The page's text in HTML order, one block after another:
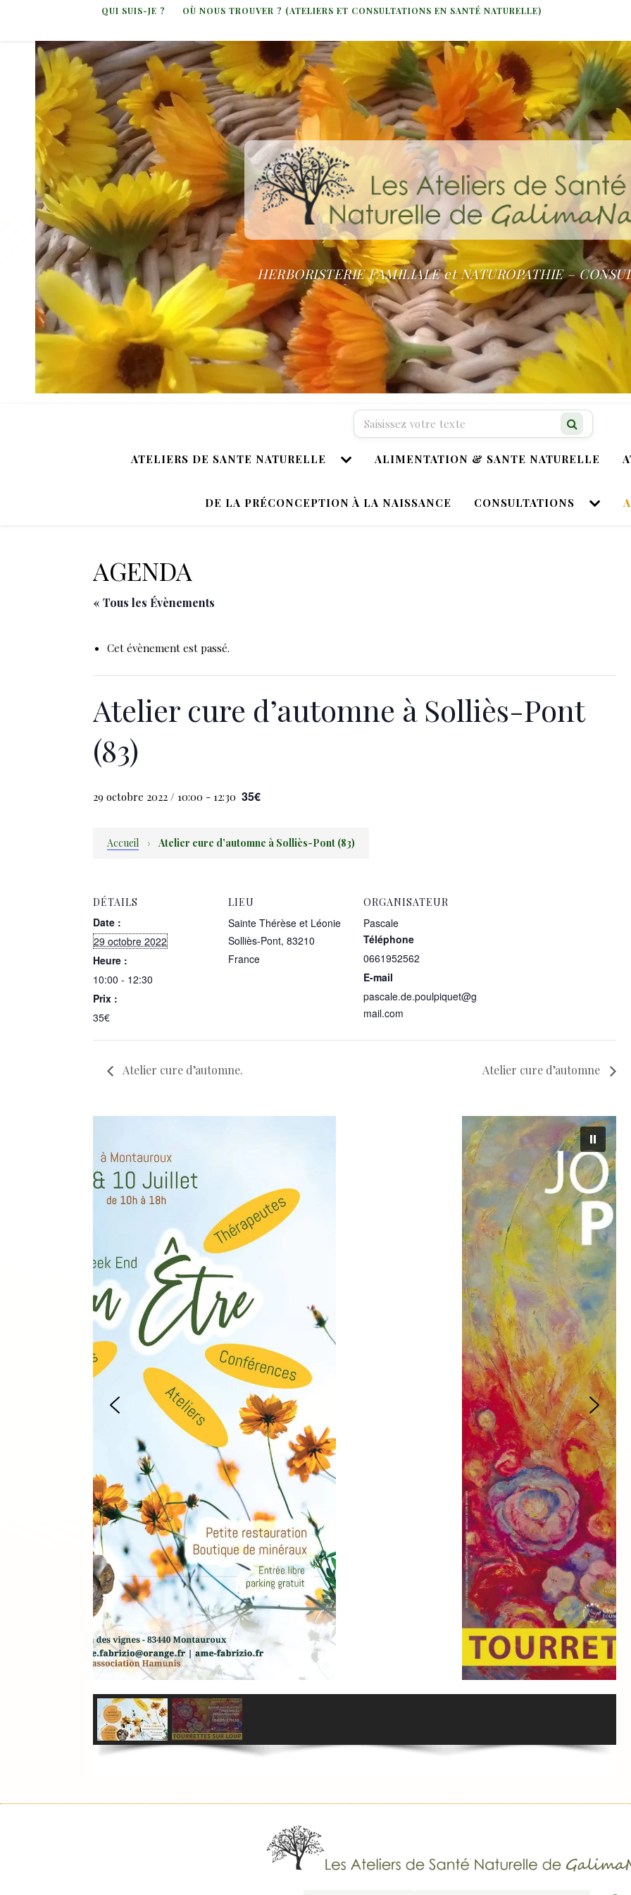
QUI SUIS-JE ? OÙ NOUS TROUVER ? (ATELIERS ET CONSULTATIONS EN SANTÉ NATURELLE)
HERBORISTERIE FAMILIALE et NATUROPATHIE –
ATELIERS DE SANTE NATURELLE ALIMENTATION & SANTE NATURELLE
DE LA PRÉCONCEPTION À LA NAISSANCE CONSULTATIONS
Recherche…
AGENDA
« Tous les Évènements
Cet évènement est passé.
Atelier cure d’automne à Solliès-Pont
(83)
29 octobre 2022 / 10:00 - 12:30 35€
Accueil › Atelier cure d’automne à Solliès-Pont (83)
DÉTAILS
Date :
29 octobre 2022
Heure :
10:00 - 12:30
Prix :
35€
LIEU
Sainte Thérèse et Léonie
Solliès-Pont, 83210
France
ORGANISATEUR
Pascale
Téléphone
0661952562
E-mail
pascale.de.poulpiquet@g
mail.com
Atelier cure d’automne. Atelier cure d’automne